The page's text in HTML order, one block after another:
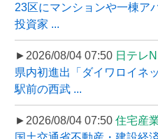
23区にマンションや一棟ア
投資家 ...
►2026/08/04 07:50 日テレ
県内初進出「ダイワロイネ
駅前の西武 ...
►2026/08/04 07:50 住宅産